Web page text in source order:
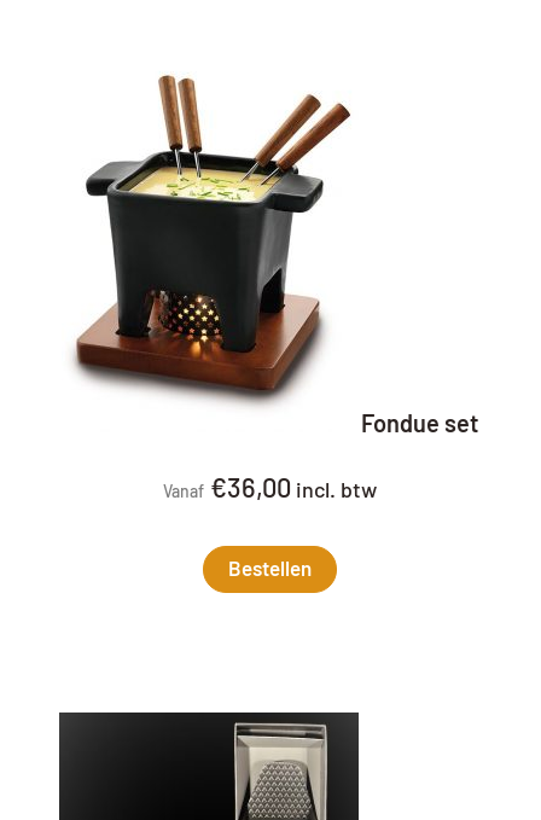
Fondue set
Vanaf €36,00 incl. btw
Bestellen